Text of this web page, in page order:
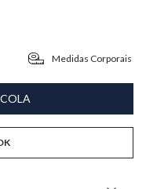
Medidas Corporais